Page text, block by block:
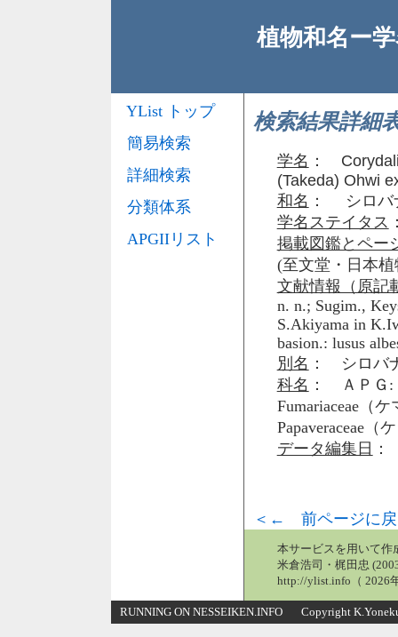
植物和名ー
検索結果詳細
学名 ：
(Takeda) Ohwi
和名 ： シロバ
学名ステイタス
掲載図鑑とペー
(至文堂・日本植
文献情報（原記
n. n.; Sugim.,
S.Akiyama in
basion.: lusus
別名 ： シロバ
科名 ： ＡＰＧ:
Fumariaceae（
Papaveraceae（
データ編集日
＜← 前ページに戻
YList トップ
簡易検索
詳細検索
分類体系
APGIIリスト
本サービスを用いて作
米倉浩司・梶田忠
http://ylist.info（ 2026
RUNNING ON NESSEIKEN.INFO Copyright